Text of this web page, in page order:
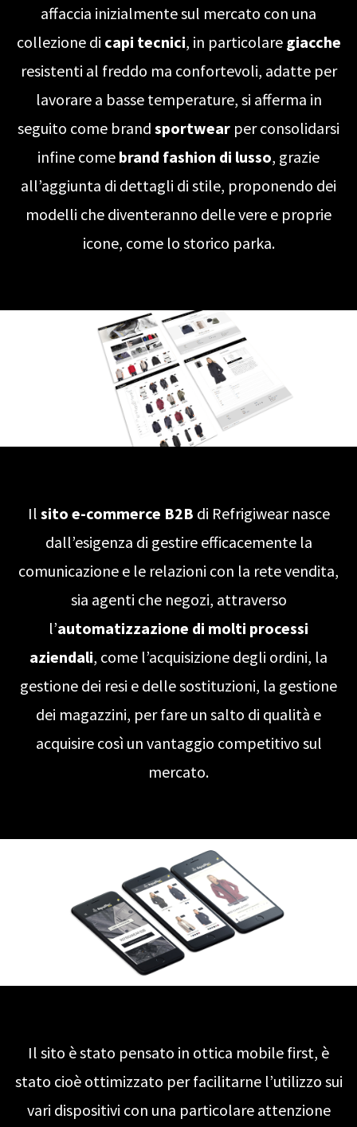
affaccia inizialmente sul mercato con una
collezione di capi tecnici, in particolare giacche
resistenti al freddo ma confortevoli, adatte per
lavorare a basse temperature, si afferma in
seguito come brand sportwear per consolidarsi
infine come brand fashion di lusso, grazie
all’aggiunta di dettagli di stile, proponendo dei
modelli che diventeranno delle vere e proprie
icone, come lo storico parka.
Il sito e-commerce B2B di Refrigiwear nasce
dall’esigenza di gestire efficacemente la
comunicazione e le relazioni con la rete vendita,
sia agenti che negozi, attraverso
l’automatizzazione di molti processi
aziendali, come l’acquisizione degli ordini, la
gestione dei resi e delle sostituzioni, la gestione
dei magazzini, per fare un salto di qualità e
acquisire così un vantaggio competitivo sul
mercato.
Il sito è stato pensato in ottica mobile first, è
stato cioè ottimizzato per facilitarne l’utilizzo sui
vari dispositivi con una particolare attenzione